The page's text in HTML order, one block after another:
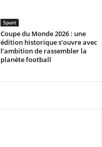
Sport
Coupe du Monde 2026 : une
édition historique s’ouvre avec
l’ambition de rassembler la
planète football